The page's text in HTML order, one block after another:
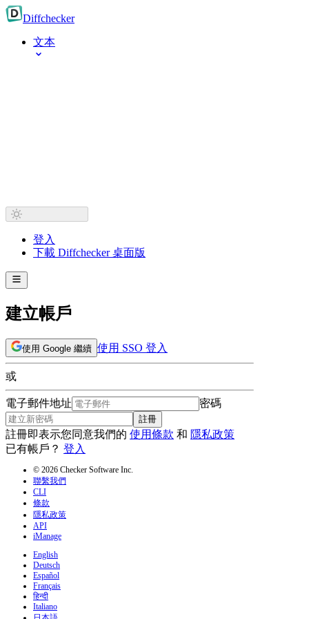
Diffchecker
文本
登入
下載 Diffchecker 桌面版
建立帳戶
使用 Google 繼續 使用 SSO 登入
或
電子郵件地址 密碼
註冊
註冊即表示您同意我們的 使用條款 和 隱私政策
已有帳戶？ 登入
© 2026 Checker Software Inc.
聯繫我們
CLI
條款
隱私政策
API
iManage
English
Deutsch
Español
Français
हिन्दी
Italiano